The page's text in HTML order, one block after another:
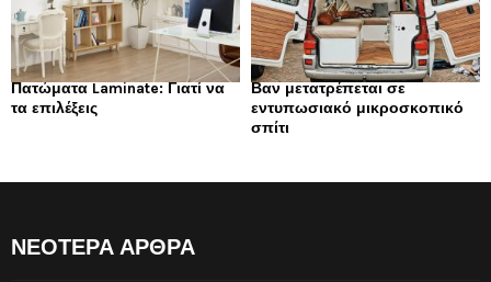
Πατώματα Laminate: Γιατί να
τα επιλέξεις
Βαν μετατρέπεται σε
εντυπωσιακό μικροσκοπικό
σπίτι
ΝΕΟΤΕΡΑ ΑΡΘΡΑ